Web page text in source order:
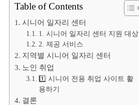
Table of Contents
시니어 일자리 센터
1. 시니어 일자리 센터 지원 대상
2. 제공 서비스
지역별 시니어 일자리 센터
노인 취업
1️⃣ 시니어 전용 취업 사이트 활
용하기
결론